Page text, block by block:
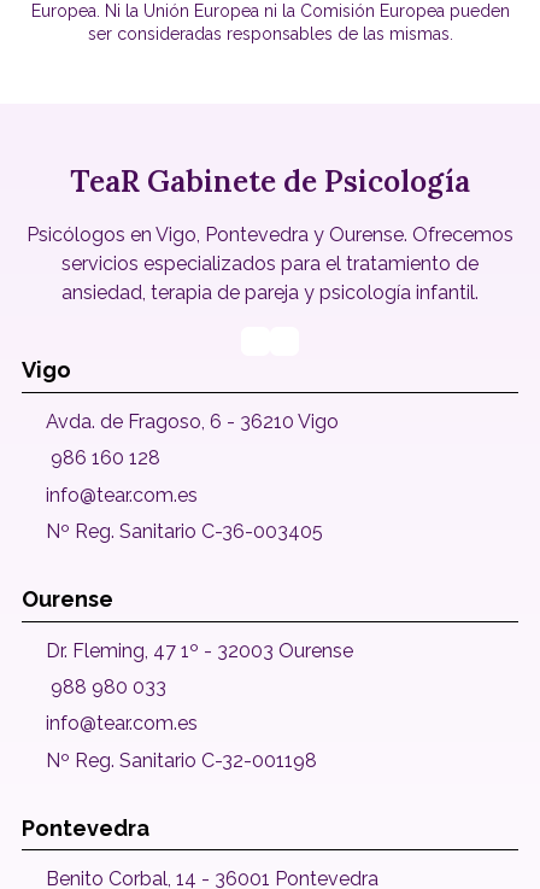
Europea. Ni la Unión Europea ni la Comisión Europea pueden
ser consideradas responsables de las mismas.
TeaR Gabinete de Psicología
Psicólogos en Vigo, Pontevedra y Ourense. Ofrecemos
servicios especializados para el tratamiento de
ansiedad, terapia de pareja y psicología infantil.
Vigo
Avda. de Fragoso, 6 - 36210 Vigo
986 160 128
info@tear.com.es
Nº Reg. Sanitario C-36-003405
Ourense
Dr. Fleming, 47 1º - 32003 Ourense
988 980 033
info@tear.com.es
Nº Reg. Sanitario C-32-001198
Pontevedra
Benito Corbal, 14 - 36001 Pontevedra